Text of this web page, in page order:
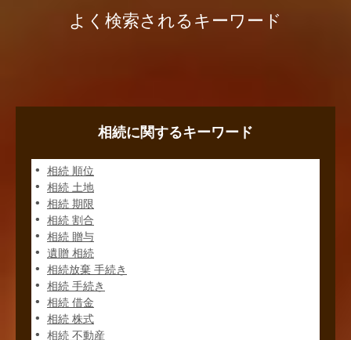
よく検索されるキーワード
相続に関するキーワード
相続 順位
相続 土地
相続 期限
相続 割合
相続 贈与
遺贈 相続
相続放棄 手続き
相続 手続き
相続 借金
相続 株式
相続 不動産